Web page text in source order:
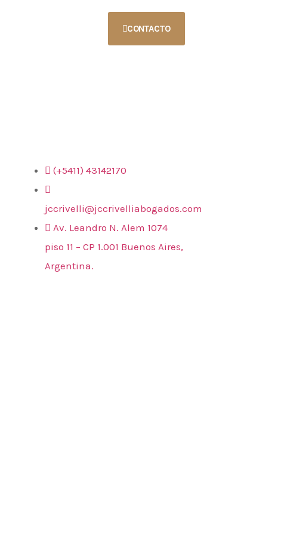
CONTACTO
(+5411) 43142170
jccrivelli@jccrivelliabogados.com
Av. Leandro N. Alem 1074
piso 11 – CP 1.001 Buenos Aires,
Argentina.